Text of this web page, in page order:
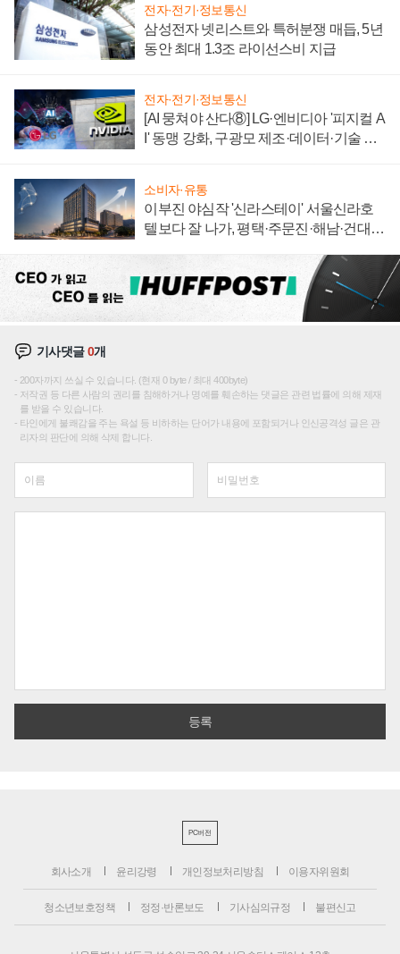
전자·전기·정보통신
삼성전자 넷리스트와 특허분쟁 매듭, 5년
동안 최대 1.3조 라이선스비 지급
전자·전기·정보통신
[AI 뭉쳐야 산다⑧] LG·엔비디아 '피지컬 A
I' 동맹 강화, 구광모 제조·데이터·기술 결
소비자·유통
이부진 야심작 '신라스테이' 서울신라호
텔보다 잘 나가, 평택·주문진·해남·건대로
기사댓글0개
200자까지 쓰실 수 있습니다. (현재 0 byte / 최대 400byte)
저작권 등 다른 사람의 권리를 침해하거나 명예를 훼손하는 댓글은 관련 법률에 의해 제재
를 받을 수 있습니다.
타인에게 불쾌감을 주는 욕설 등 비하하는 단어가 내용에 포함되거나 인신공격성 글은 관
리자의 판단에 의해 삭제 합니다.
PC버전
회사소개 윤리강령 개인정보처리방침 이용자위원회
청소년보호정책 정정·반론보도 기사심의규정 불편신고